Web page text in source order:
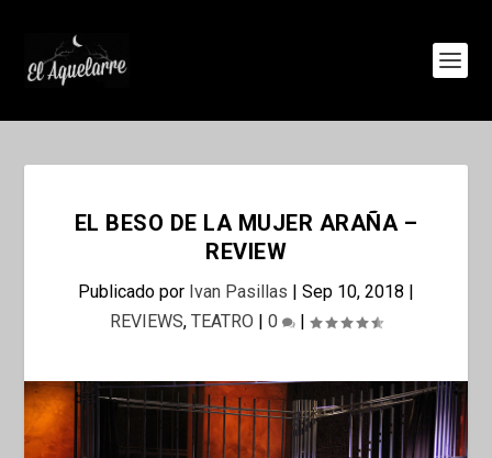
EL BESO DE LA MUJER ARAÑA –
REVIEW
Publicado por Ivan Pasillas | Sep 10, 2018 |
REVIEWS, TEATRO | 0 |